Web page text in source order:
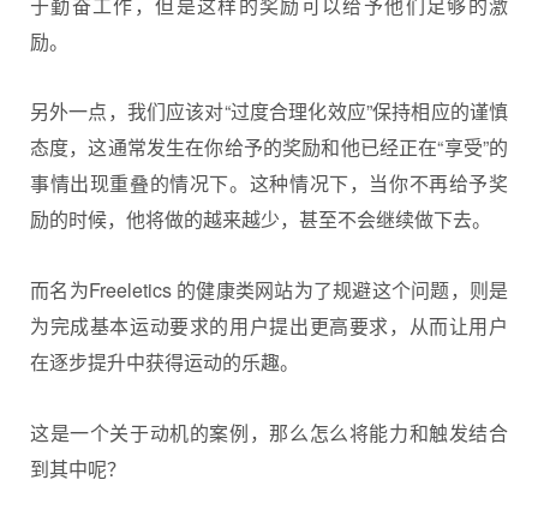
励。
另外一点，我们应该对“过度合理化效应”保持相应的谨慎
态度，这通常发生在你给予的奖励和他已经正在“享受”的
事情出现重叠的情况下。这种情况下，当你不再给予奖
励的时候，他将做的越来越少，甚至不会继续做下去。
而名为Freeletics 的健康类网站为了规避这个问题，则是
为完成基本运动要求的用户提出更高要求，从而让用户
在逐步提升中获得运动的乐趣。
这是一个关于动机的案例，那么怎么将能力和触发结合
到其中呢？